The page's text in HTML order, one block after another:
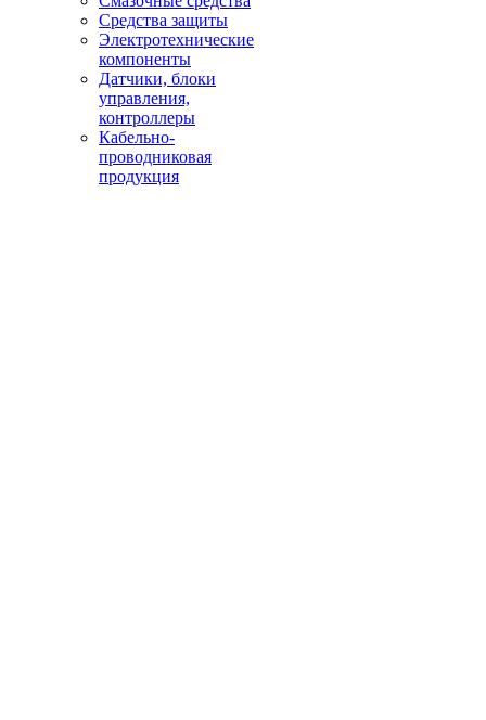
Средства защиты
Электротехнические
компоненты
Датчики, блоки
управления,
контроллеры
Кабельно-
проводниковая
продукция